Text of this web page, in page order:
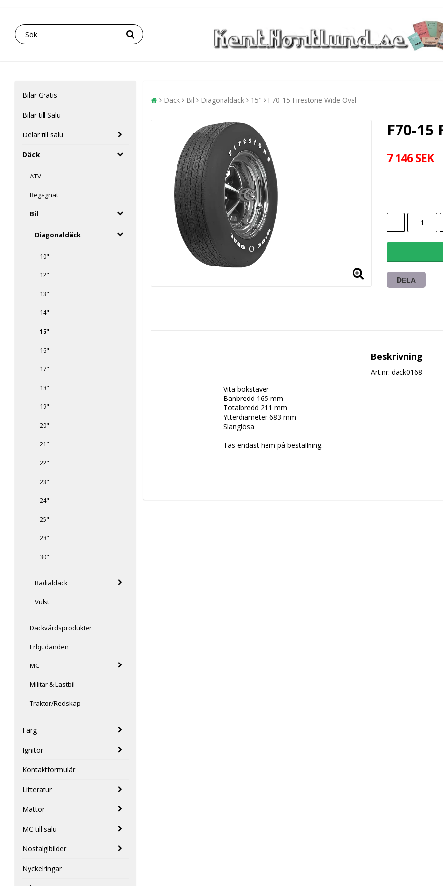
Bilar Gratis
Bilar till Salu
Delar till salu
Däck
ATV
Begagnat
Bil
Diagonaldäck
10"
12"
13"
14"
15"
16"
17"
18"
19"
20"
21"
22"
23"
24"
25"
28"
30"
Radialdäck
Vulst
Däckvårdsprodukter
Erbjudanden
MC
Militär & Lastbil
Traktor/Redskap
Färg
Ignitor
Kontaktformulär
Litteratur
Mattor
MC till salu
Nostalgibilder
Nyckelringar
Däck Bil Diagonaldäck 15" F70-15 Firestone Wide Oval
F70-15
7 146 SEK
-
DELA
Beskrivning
Art.nr: dack0168
Vita bokstäver
Banbredd 165 mm
Totalbredd 211 mm
Ytterdiameter 683 mm
Slanglösa
Tas endast hem på beställning.